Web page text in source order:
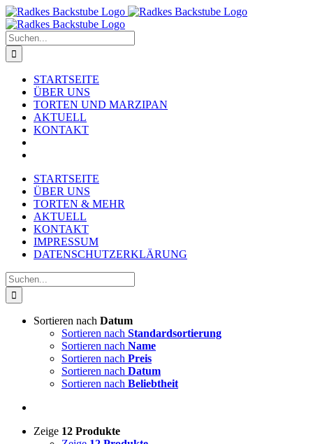
Zum
Inhalt
springen
Suche
nach:
STARTSEITE
ÜBER UNS
TORTEN UND MARZIPAN
AKTUELL
KONTAKT
STARTSEITE
ÜBER UNS
TORTEN & MEHR
AKTUELL
KONTAKT
IMPRESSUM
DATENSCHUTZERKLÄRUNG
Suche
nach:
Sortieren nach Datum
Sortieren nach Standardsortierung
Sortieren nach Name
Sortieren nach Preis
Sortieren nach Datum
Sortieren nach Beliebtheit
Zeige 12 Produkte